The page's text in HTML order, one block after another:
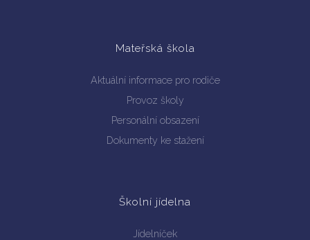
Mateřská škola
Aktuální informace pro rodiče
Provoz školy
Personální obsazení
Dokumenty ke stažení
Školní jídelna
Jídelníček